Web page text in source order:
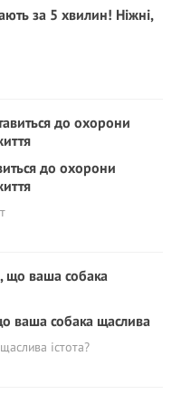
за 5 хвилин! Ніжні,
до охорони
ваша собака щаслива
істота?